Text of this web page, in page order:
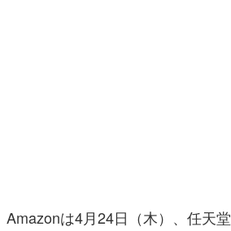
その他
Amazonは4月24日（木）、任天